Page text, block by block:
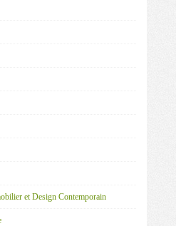
et Design Contemporain